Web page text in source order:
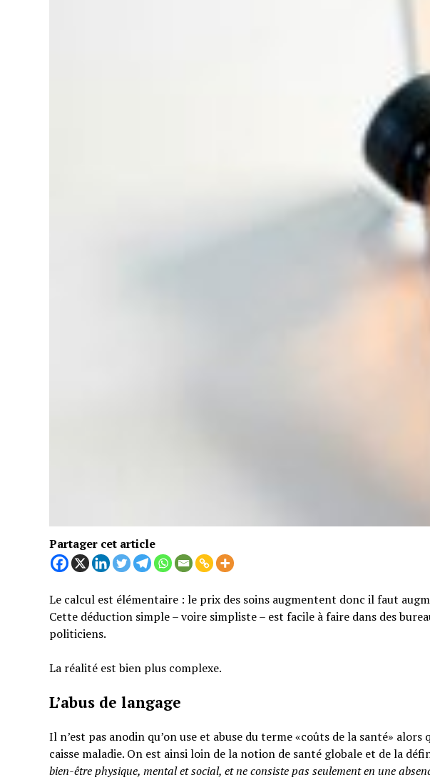
Partager cet article
Le calcul est élémentaire : le prix des soins augmentent donc il faut
Cette déduction simple – voire simpliste – est facile à faire dans des
politiciens.
La réalité est bien plus complexe.
L’abus de langage
Il n’est pas anodin qu’on use et abuse du terme «coûts de la santé»
caisse maladie. On est ainsi loin de la notion de santé globale et de la
bien-être physique, mental et social, et ne consiste pas seulement en une